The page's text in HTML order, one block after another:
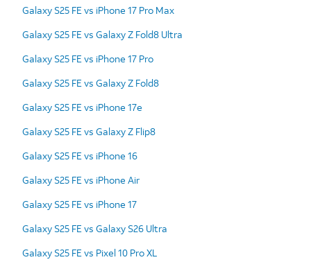
Galaxy S25 FE vs iPhone 17 Pro Max
Galaxy S25 FE vs Galaxy Z Fold8 Ultra
Galaxy S25 FE vs iPhone 17 Pro
Galaxy S25 FE vs Galaxy Z Fold8
Galaxy S25 FE vs iPhone 17e
Galaxy S25 FE vs Galaxy Z Flip8
Galaxy S25 FE vs iPhone 16
Galaxy S25 FE vs iPhone Air
Galaxy S25 FE vs iPhone 17
Galaxy S25 FE vs Galaxy S26 Ultra
Galaxy S25 FE vs Pixel 10 Pro XL